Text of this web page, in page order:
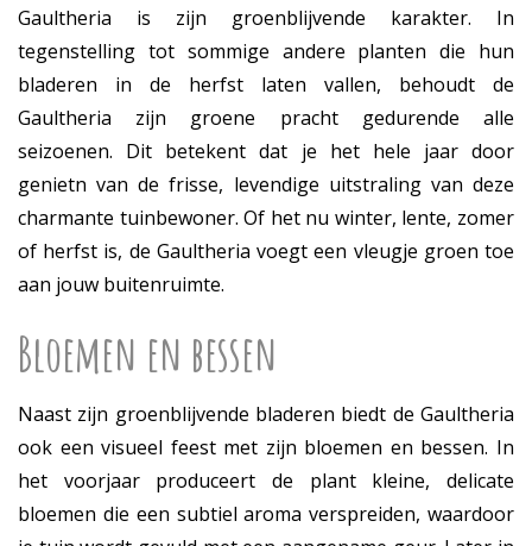
Gaultheria is zijn groenblijvende karakter. In
tegenstelling tot sommige andere planten die hun
bladeren in de herfst laten vallen, behoudt de
Gaultheria zijn groene pracht gedurende alle
seizoenen. Dit betekent dat je het hele jaar door
genietn van de frisse, levendige uitstraling van deze
charmante tuinbewoner. Of het nu winter, lente, zomer
of herfst is, de Gaultheria voegt een vleugje groen toe
aan jouw buitenruimte.
Bloemen en bessen
Naast zijn groenblijvende bladeren biedt de Gaultheria
ook een visueel feest met zijn bloemen en bessen. In
het voorjaar produceert de plant kleine, delicate
bloemen die een subtiel aroma verspreiden, waardoor